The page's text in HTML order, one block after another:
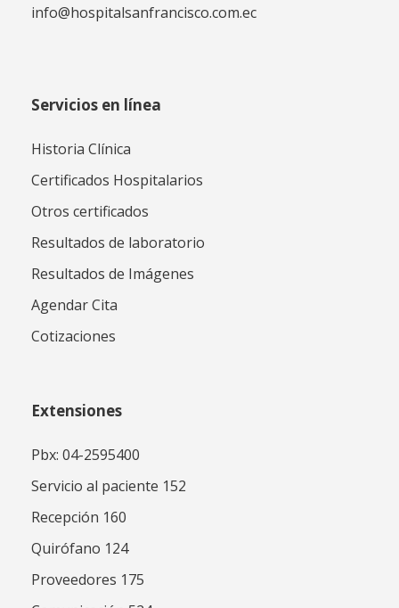
info@hospitalsanfrancisco.com.ec
Servicios en línea
Historia Clínica
Certificados Hospitalarios
Otros certificados
Resultados de laboratorio
Resultados de Imágenes
Agendar Cita
Cotizaciones
Extensiones
Pbx: 04-2595400
Servicio al paciente 152
Recepción 160
Quirófano 124
Proveedores 175